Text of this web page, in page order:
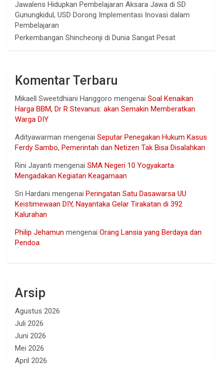
Jawalens Hidupkan Pembelajaran Aksara Jawa di SD
Gunungkidul, USD Dorong Implementasi Inovasi dalam
Pembelajaran
Perkembangan Shincheonji di Dunia Sangat Pesat
Komentar Terbaru
Mikaell Sweetdhiani Hanggoro mengenai Soal Kenaikan
Harga BBM, Dr R Stevanus: akan Semakin Memberatkan
Warga DIY
Adityawarman mengenai Seputar Penegakan Hukum Kasus
Ferdy Sambo, Pemerintah dan Netizen Tak Bisa Disalahkan
Rini Jayanti mengenai SMA Negeri 10 Yogyakarta
Mengadakan Kegiatan Keagamaan
Sri Hardani mengenai Peringatan Satu Dasawarsa UU
Keistimewaan DIY, Nayantaka Gelar Tirakatan di 392
Kalurahan
Philip Jehamun mengenai Orang Lansia yang Berdaya dan
Pendoa
Arsip
Agustus 2026
Juli 2026
Juni 2026
Mei 2026
April 2026